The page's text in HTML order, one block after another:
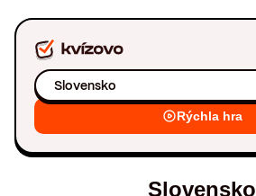
Slovensko
Rýchla hra
Slovensko